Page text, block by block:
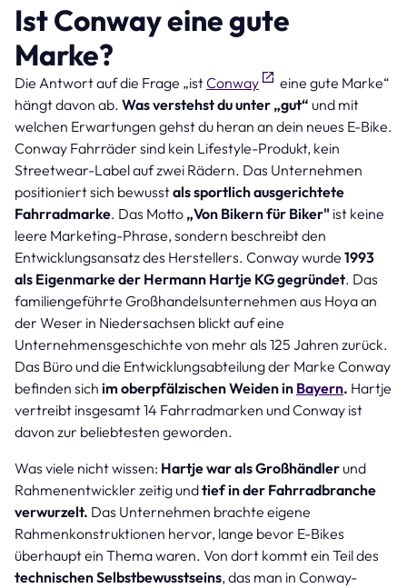
Ist Conway eine gute
Marke?
Die Antwort auf die Frage „istConway
eine gute Marke“
hängt davon ab. Was verstehst du unter „gut“ und mit
welchen Erwartungen gehst du heran an dein neues E-Bike.
Conway Fahrräder sind kein Lifestyle-Produkt, kein
Streetwear-Label auf zwei Rädern. Das Unternehmen
positioniert sich bewusstals sportlich ausgerichtete
Fahrradmarke. Das Motto „Von Bikern für Biker" ist keine
leere Marketing-Phrase, sondern beschreibt den
Entwicklungsansatz des Herstellers. Conway wurde 1993
als Eigenmarke der Hermann Hartje KG gegründet. Das
familiengeführte Großhandelsunternehmen aus Hoya an
der Weser in Niedersachsen blickt auf eine
Unternehmensgeschichte von mehr als 125 Jahren zurück.
Das Büro und die Entwicklungsabteilung der Marke Conway
befinden sich im oberpfälzischen Weiden in Bayern. Hartje
vertreibt insgesamt 14 Fahrradmarken und Conway ist
davon zur beliebtesten geworden.
Was viele nicht wissen: Hartje war als Großhändler und
Rahmenentwickler zeitig undtief in der Fahrradbranche
verwurzelt. Das Unternehmen brachte eigene
Rahmenkonstruktionen hervor, lange bevor E-Bikes
überhaupt ein Thema waren. Von dort kommt ein Teil des
technischen Selbstbewusstseins, das man in Conway-